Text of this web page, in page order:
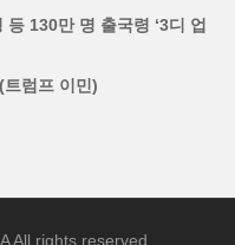
130만 명 출국령 ‘3디 업
럼프 이민)
All rights reserved.